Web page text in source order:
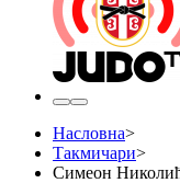
Насловна>
Такмичари>
Симеон